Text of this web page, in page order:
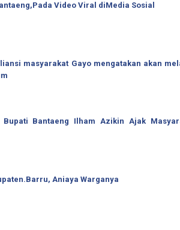
Video Viral diMedia Sosial
masyarakat Gayo mengatakan akan
Bupati Bantaeng Ilham Azikin Ajak
Aniaya Warganya